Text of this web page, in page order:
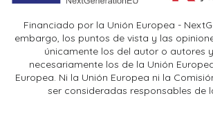
Financiado por la Unión Europea -
embargo, los puntos de vista y las
únicamente los del autor o autores
necesariamente los de la Unión
Europea. Ni la Unión Europea ni la
ser consideradas responsables de